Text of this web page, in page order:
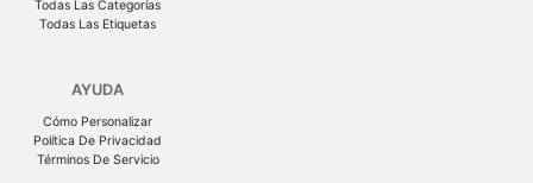
Todas Las Categorías
Todas Las Etiquetas
AYUDA
Cómo Personalizar
Política De Privacidad
Términos De Servicio